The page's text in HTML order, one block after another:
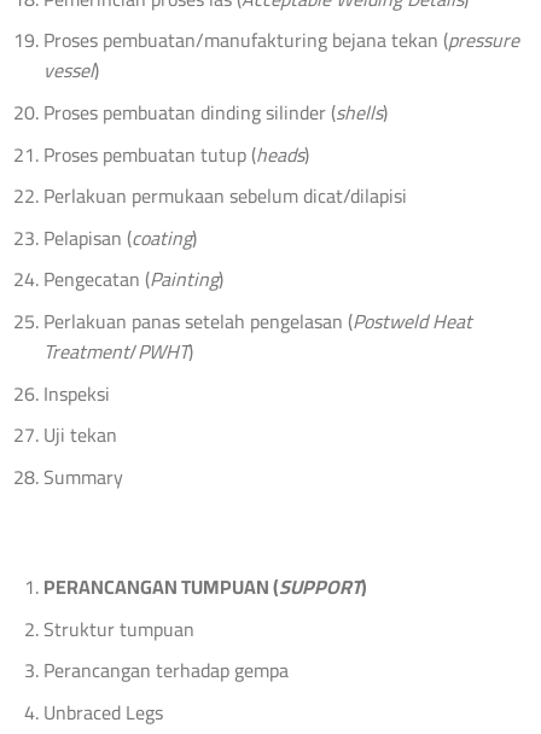
Proses pembuatan/manufakturing bejana tekan (pressure
vessel)
Proses pembuatan dinding silinder (shells)
Proses pembuatan tutup (heads)
Perlakuan permukaan sebelum dicat/dilapisi
Pelapisan (coating)
Pengecatan (Painting)
Perlakuan panas setelah pengelasan (Postweld Heat
Treatment/PWHT)
Inspeksi
Uji tekan
Summary
PERANCANGAN TUMPUAN (SUPPORT)
Struktur tumpuan
Perancangan terhadap gempa
Unbraced Legs